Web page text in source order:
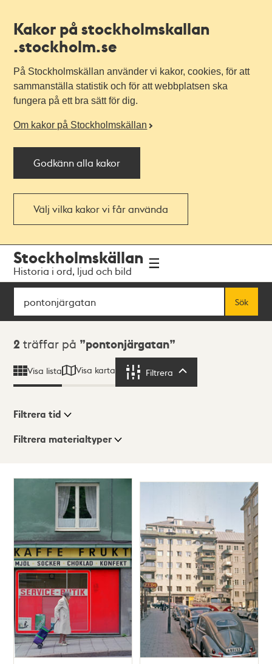
Kakor på stockholmskallan
.stockholm.se
På Stockholmskällan använder vi kakor, cookies, för att
sammanställa statistik och för att webbplatsen ska
fungera på ett bra sätt för dig.
Om kakor på Stockholmskällan
Godkänn alla kakor
Välj vilka kakor vi får använda
navigationen
huvudinnehållet
Stockholmskällan
Historia i ord, ljud och bild
Sök
Sök
Sökresultat
2 träffar på pontonjärgatan
Visa lista Visa karta Filtrera
Visningsläge
Filtrera tid
Filtrera materialtyper